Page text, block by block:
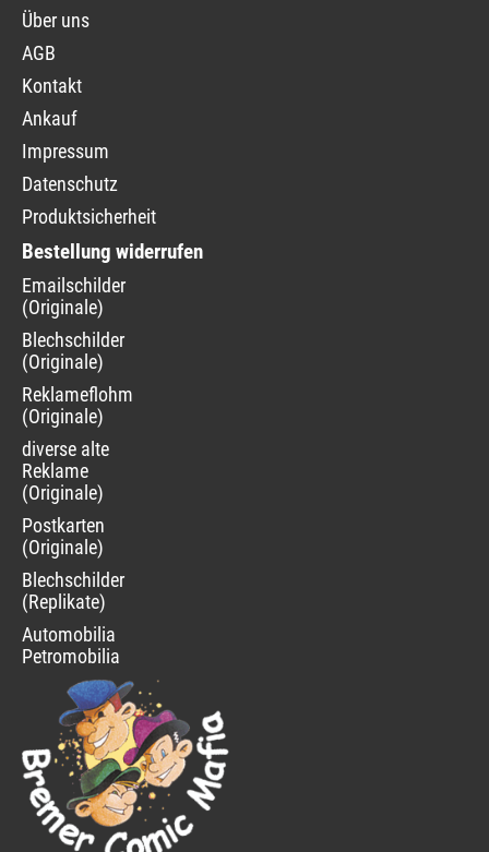
Über uns
AGB
Kontakt
Ankauf
Impressum
Datenschutz
Produktsicherheit
Bestellung widerrufen
Navigation
überspringen
Emailschilder
(Originale)
Blechschilder
(Originale)
Reklameflohmarkt
(Originale)
diverse alte
Reklame
(Originale)
Postkarten
(Originale)
Blechschilder
(Replikate)
Automobilia
Petromobilia